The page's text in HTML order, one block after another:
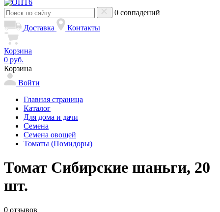
0 совпадений
Доставка
Контакты
Корзина
0 руб.
Корзина
Войти
Главная страница
Каталог
Для дома и дачи
Семена
Семена овощей
Томаты (Помидоры)
Томат Сибирские шаньги, 20
шт.
0 отзывов